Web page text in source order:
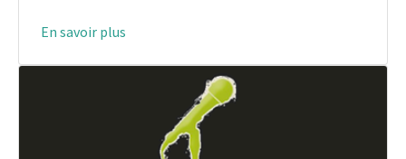
En savoir plus